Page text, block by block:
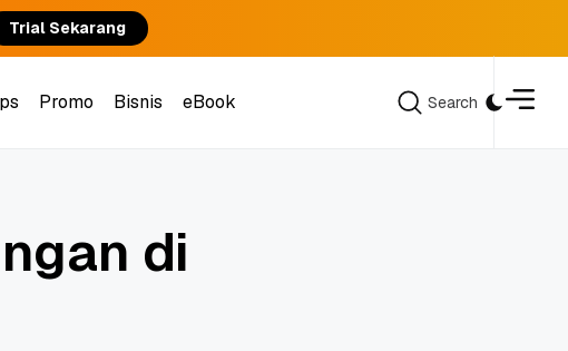
Trial Sekarang
Promo
Bisnis
eBook
Search
di